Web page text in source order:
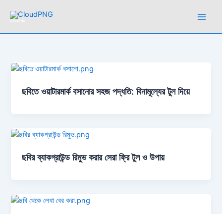
ছবিতে ওয়াটারমার্ক বসানোর সহজ পদ্ধতি: বিনামূল্যের টুল দিয়ে
ছবির ব্যাকগ্রাউন্ড রিমুভ করার সেরা ফ্রি টুল ও উপায়